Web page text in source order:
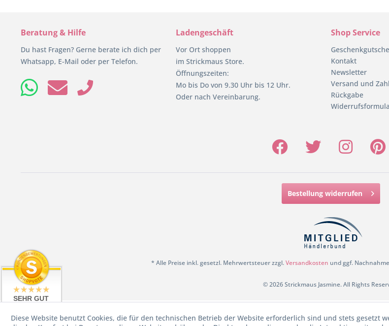
Beratung & Hilfe
Du hast Fragen? Gerne berate ich dich per
Whatsapp, E-Mail oder per Telefon.
Ladengeschäft
Vor Ort shoppen
im Strickmaus Store.
Öffnungszeiten:
Mo bis Do von 9.30 Uhr bis 12 Uhr.
Oder nach Vereinbarung.
Shop Service
Kontakt
Newsletter
Versand und
Rückgabe
Bestellung widerrufen
* Alle Preise inkl. gesetzl. Mehrwertsteuer zzgl.Versandkosten und ggf.
© 2026 Strickmaus Jasmine. All Rights
Diese Website benutzt Cookies, die für den technischen Betrieb der Website erforderlich sind und stets gesetzt
SEHR GUT
aus 198